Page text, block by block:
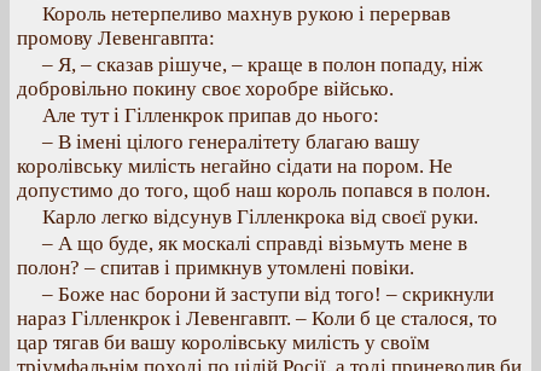
Король нетерпеливо махнув рукою і перервав
промову Левенгавпта:
– Я, – сказав рішуче, – краще в полон попаду, ніж
добровільно покину своє хоробре військо.
Але тут і Гілленкрок припав до нього:
– В імені цілого генералітету благаю вашу
королівську милість негайно сідати на пором. Не
допустимо до того, щоб наш король попався в полон.
Карло легко відсунув Гілленкрока від своєї руки.
– А що буде, як москалі справді візьмуть мене в
полон? – спитав і примкнув утомлені повіки.
– Боже нас борони й заступи від того! – скрикнули
нараз Гілленкрок і Левенгавпт. – Коли б це сталося, то
цар тягав би вашу королівську милість у своїм